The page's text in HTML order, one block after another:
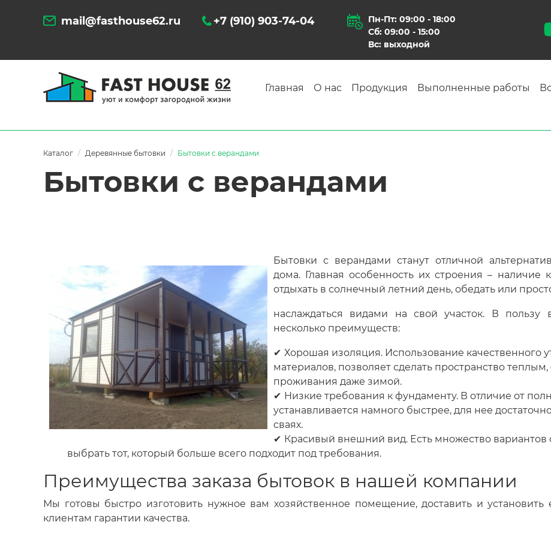
mail@fasthouse62.ru +7 (910) 903-74-04
Пн-Пт: 09:00 - 18:00
Сб: 09:00 - 15:00
Вс: выходной
Главная О нас Продукция Выполненные работы
Каталог Деревянные бытовки Бытовки с верандами
Бытовки с верандами
Бытовки с верандами станут отличной
дома. Главная особенность их строения –
отдыхать в солнечный летний день, обедать или
наслаждаться видами на свой участок. В пользу
несколько преимуществ:
Хорошая изоляция. Использование качественного
материалов, позволяет сделать пространство
проживания даже зимой.
Низкие требования к фундаменту. В отличие от
устанавливается намного быстрее, для нее
сваях.
Красивый внешний вид. Есть множество вариантов
выбрать тот, который больше всего подходит под требования.
Преимущества заказа бытовок в нашей компании
Мы готовы быстро изготовить нужное вам хозяйственное помещение, доставить и
клиентам гарантии качества.